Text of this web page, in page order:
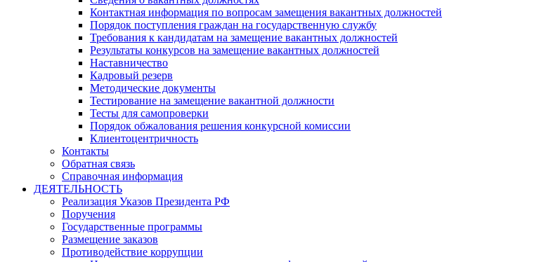
Контактная информация по вопросам замещения вакантных должностей
Порядок поступления граждан на государственную службу
Требования к кандидатам на замещение вакантных должностей
Результаты конкурсов на замещение вакантных должностей
Наставничество
Кадровый резерв
Методические документы
Тестирование на замещение вакантной должности
Тесты для самопроверки
Порядок обжалования решения конкурсной комиссии
Клиентоцентричность
Контакты
Обратная связь
Справочная информация
ДЕЯТЕЛЬНОСТЬ
Реализация Указов Президента РФ
Поручения
Государственные программы
Размещение заказов
Противодействие коррупции